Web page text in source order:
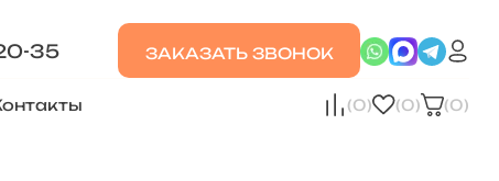
35 ЗАКАЗАТЬ ЗВОНОК
(0) (0) (0)